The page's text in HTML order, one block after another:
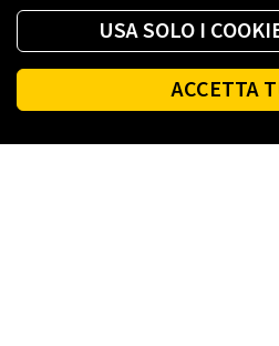
USA SOLO I
ACCETTA